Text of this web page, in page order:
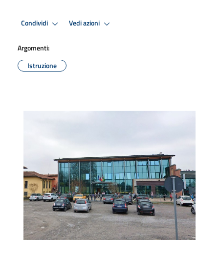
Condividi Vedi azioni
Argomenti:
Istruzione